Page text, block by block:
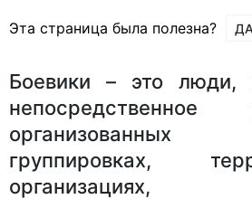
Эта страница была полезна? ДА
Боевики – это люди,
организованных
группировках,
организациях,